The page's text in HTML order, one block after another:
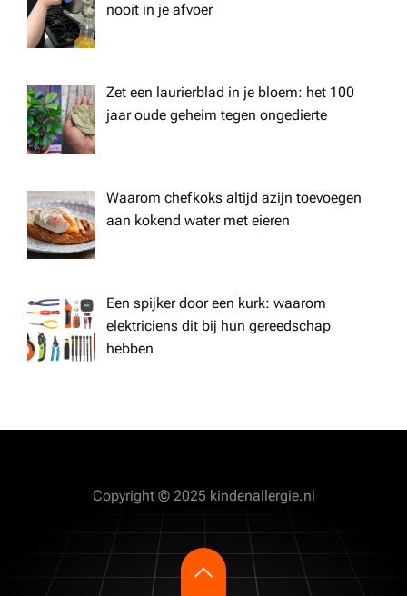
nooit in je afvoer
Zet een laurierblad in je bloem: het 100
jaar oude geheim tegen ongedierte
Waarom chefkoks altijd azijn toevoegen
aan kokend water met eieren
Een spijker door een kurk: waarom
elektriciens dit bij hun gereedschap
hebben
Copyright © 2025 kindenallergie.nl